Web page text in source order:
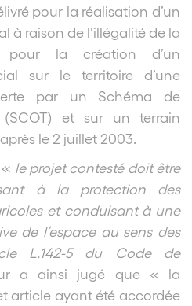
pour la réalisation d’un
à raison de l’illégalité de la
pour la création d’un
sur le territoire d’une
par un Schéma de
(SCOT) et sur un terrain
le 2 juillet 2003.
le projet contesté doit être
à la protection des
et conduisant à une
de l’espace au sens des
L.142-5 du Code de
a ainsi jugé que « la
article ayant été accordée